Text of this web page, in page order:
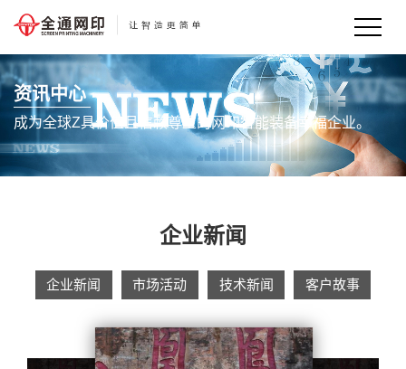
资讯中心
成为全球Z具价值且信赖尊重的网印智能装备幸福企业。
企业新闻
企业新闻 市场活动 技术新闻 客户故事